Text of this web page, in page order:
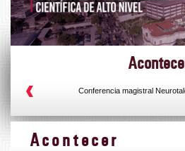
Conferencia magistral
Acontecer